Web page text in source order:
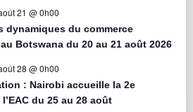
21 @ 0h00
dynamiques du commerce
Botswana du 20 au 21 août 2026
28 @ 0h00
: Nairobi accueille la 2e
du 25 au 28 août